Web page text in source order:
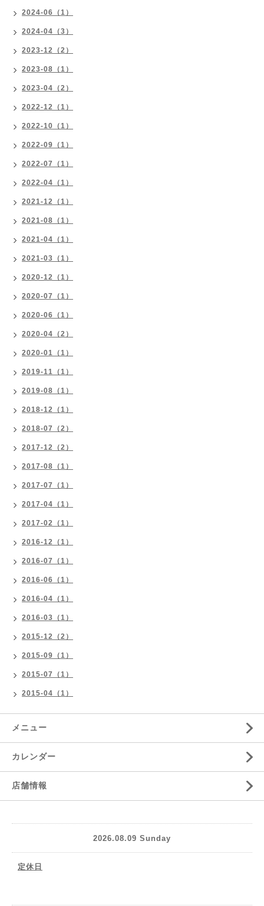
2024-06（1）
2024-04（3）
2023-12（2）
2023-08（1）
2023-04（2）
2022-12（1）
2022-10（1）
2022-09（1）
2022-07（1）
2022-04（1）
2021-12（1）
2021-08（1）
2021-04（1）
2021-03（1）
2020-12（1）
2020-07（1）
2020-06（1）
2020-04（2）
2020-01（1）
2019-11（1）
2019-08（1）
2018-12（1）
2018-07（2）
2017-12（2）
2017-08（1）
2017-07（1）
2017-04（1）
2017-02（1）
2016-12（1）
2016-07（1）
2016-06（1）
2016-04（1）
2016-03（1）
2015-12（2）
2015-09（1）
2015-07（1）
2015-04（1）
メニュー
カレンダー
店舗情報
2026.08.09 Sunday
定休日